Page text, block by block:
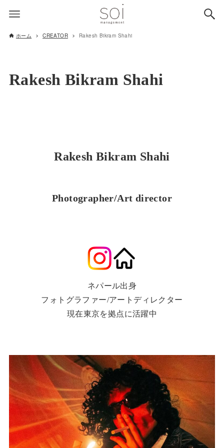
ホーム CREATOR Rakesh Bikram Shahi
Rakesh Bikram Shahi
Rakesh Bikram Shahi
Photographer/Art director
ネパール出身
フォトグラファー/アートディレクター
現在東京を拠点に活躍中